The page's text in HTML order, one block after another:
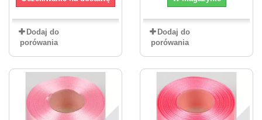
Dodaj do
porówania
Dodaj do
porówania